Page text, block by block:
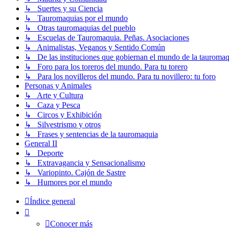
↳ Suertes y su Ciencia
↳ Tauromaquias por el mundo
↳ Otras tauromaquias del pueblo
↳ Escuelas de Tauromaquia. Peñas. Asociaciones
↳ Animalistas, Veganos y Sentido Común
↳ De las instituciones que gobiernan el mundo de la
↳ Foro para los toreros del mundo. Para tu torero
↳ Para los novilleros del mundo. Para tu novillero: tu foro
Personas y Animales
↳ Arte y Cultura
↳ Caza y Pesca
↳ Circos y Exhibición
↳ Silvestrismo y otros
↳ Frases y sentencias de la tauromaquia
General II
↳ Deporte
↳ Extravagancia y Sensacionalismo
↳ Variopinto. Cajón de Sastre
↳ Humores por el mundo
Índice general
Conocer más